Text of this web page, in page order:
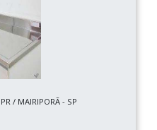
/ MAIRIPORÃ - SP